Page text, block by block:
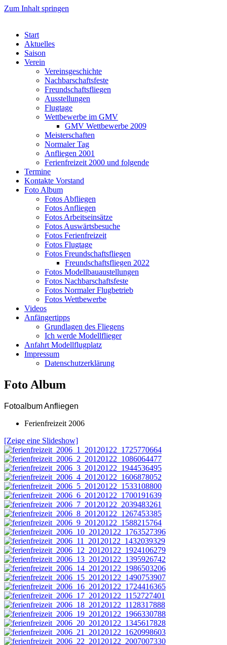
Zum Inhalt springen
Start
Aktuelles
Saison
Verein
Vereinsgeschichte
Nachbarschaftsfeste
Freundschaftsfliegen
Ausstellungen
Flugtage
Wettbewerbe im GMV
GMV Wettbewerbe 2009
Meisterschaften
Normaler Tag
Anfliegen 2001
Ferienfreizeit 2000 und folgende
Termine
Kontakte Vorstand
Foto Album
Fotos Abfliegen
Fotos Anfliegen
Fotos Arbeitseinsätze
Fotos Auswärtsbesuche
Fotos Ferienfreizeit
Fotos Flugtage
Fotos Freundschaftsfliegen
Freundschaftsfliegen 2022
Fotos Modellbauaustellungen
Fotos Nachbarschaftsfeste
Fotos Normaler Flugbetrieb
Fotos Wettbewerbe
Videos
Anfängertipps
Grundlagen des Fliegens
Ich werde Modellflieger
Anfahrt Modellflugplatz
Impressum
Datenschutzerklärung
Foto Album
Fotoalbum Anfliegen
Ferienfreizeit 2006
[Zeige eine Slideshow]